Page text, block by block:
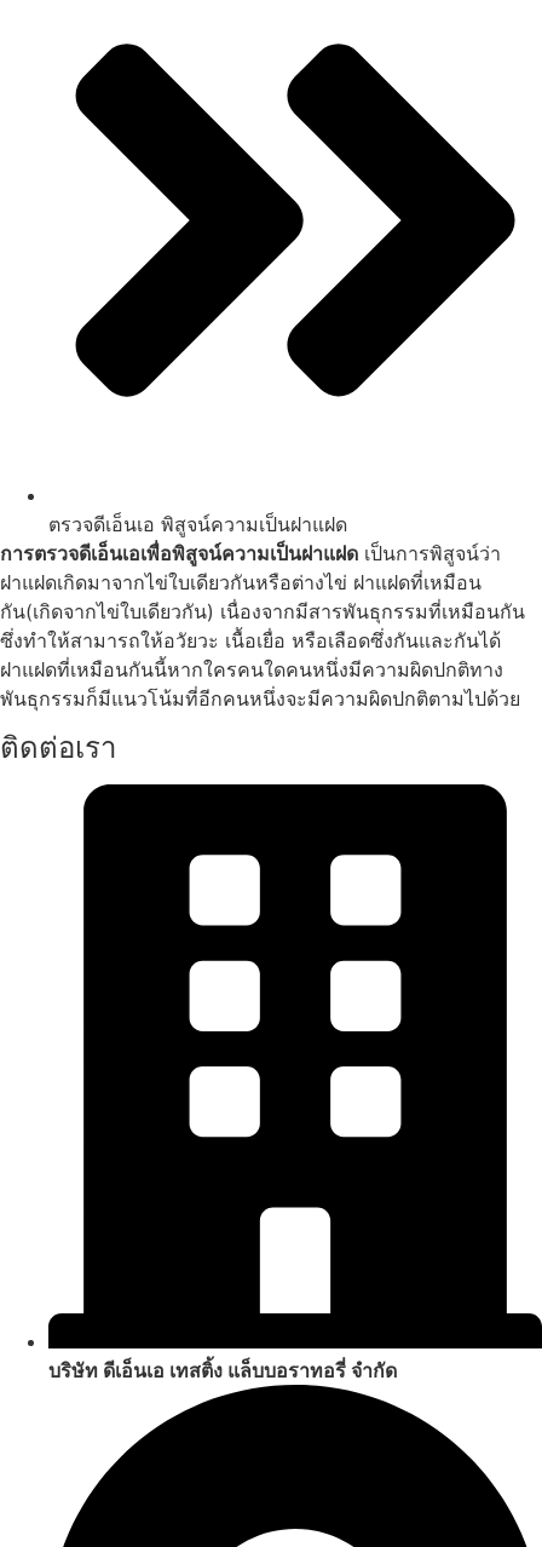
ตรวจดีเอ็นเอ พิสูจน์ความเป็นฝาแฝด
การตรวจดีเอ็นเอเพื่อพิสูจน์ความเป็นฝาแฝด เป็นการพิสูจน์ว่า
ฝาแฝดเกิดมาจากไข่ใบเดียวกันหรือต่างไข่ ฝาแฝดที่เหมือน
กัน(เกิดจากไข่ใบเดียวกัน) เนื่องจากมีสารพันธุกรรมที่เหมือนกัน
ซึ่งทำให้สามารถให้อวัยวะ เนื้อเยื่อ หรือเลือดซึ่งกันและกันได้
ฝาแฝดที่เหมือนกันนี้หากใครคนใดคนหนึ่งมีความผิดปกติทาง
พันธุกรรมก็มีแนวโน้มที่อีกคนหนึ่งจะมีความผิดปกติตามไปด้วย
ติดต่อเรา
บริษัท ดีเอ็นเอ เทสติ้ง แล็บบอราทอรี่ จำกัด